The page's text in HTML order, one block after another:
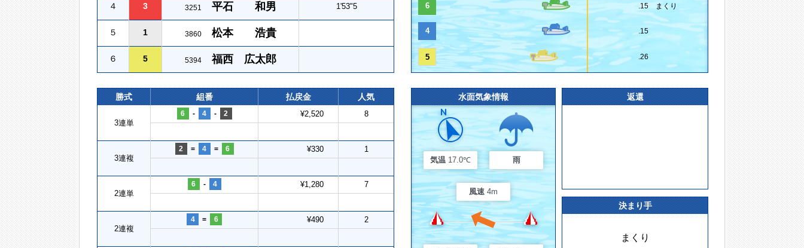
４ 3 3251 平石 和男 1'53"5
５ 1 3860 松本 浩貴
６ 5 5394 福西 広太郎
6 .15 まくり
4 .15
5 .26
勝式 組番 払戻金 人気
3連単
6 - 4 - 2 ¥2,520 8
3連複
2 = 4 = 6 ¥330 1
2連単
6 - 4 ¥1,280 7
2連複
4 = 6 ¥490 2
水面気象情報
気温 17.0℃ 雨
風速 4m
返還
決まり手
まくり